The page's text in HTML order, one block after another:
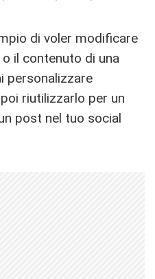
di voler modificare
il contenuto di una
personalizzare
riutilizzarlo per un
post nel tuo social